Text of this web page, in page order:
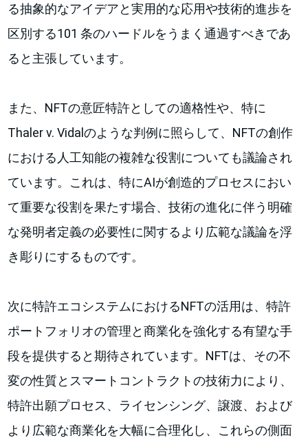
る抽象的なアイデアと実用的な応用や技術的進歩を
区別する101 条のハードルをうまく通過すべきであ
ると主張しています。
また、NFTの意匠特許としての適格性や、特に
Thaler v. Vidalのような判例に照らして、NFTの創作
における人工知能の複雑な役割についても議論され
ています。これは、特にAIが創造的プロセスにおい
て重要な役割を果たす場合、技術の進化に伴う明確
な発明者定義の必要性に関するより広範な議論を浮
き彫りにするものです。
次に特許エコシステムにおけるNFTの活用は、特許
ポートフォリオの管理と商業化を強化する有望な手
段を提供すると期待されています。NFTは、その不
変の性質とスマートコントラクトの技術力により、
特許出願プロセス、ライセンシング、譲渡、および
より広範な商業化を大幅に合理化し、これらの側面